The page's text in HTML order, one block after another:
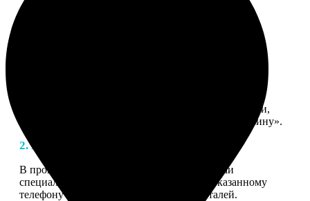
Нажмите «Сделать заказ», выберите тип продукции,
загрузите фотографии, нажмите «Добавить в корзину».
2. МАКЕТ
В процессе подготовки заказа к печати наши
специалисты могут связаться с Вами по указанному
телефону или email для согласования деталей.